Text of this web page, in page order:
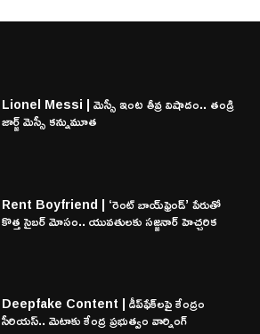
Lionel Messi | మెస్సీ ఇంట తీవ్ర విషాదం.. తండ్రి
జార్జ్ మెస్సీ కన్నుమూత
Rent Boyfriend | ‘రెంట్ బాయ్‌ఫ్రెండ్’ పేరుతో
కొత్త సైబర్ మోసం.. యువతులకు సజ్జనార్ హెచ్చరిక
Deepfake Content | డీప్‌ఫేక్‌లపై కేంద్రం
సీరియస్.. మెటాకు కేంద్ర ప్రభుత్వం వార్నింగ్